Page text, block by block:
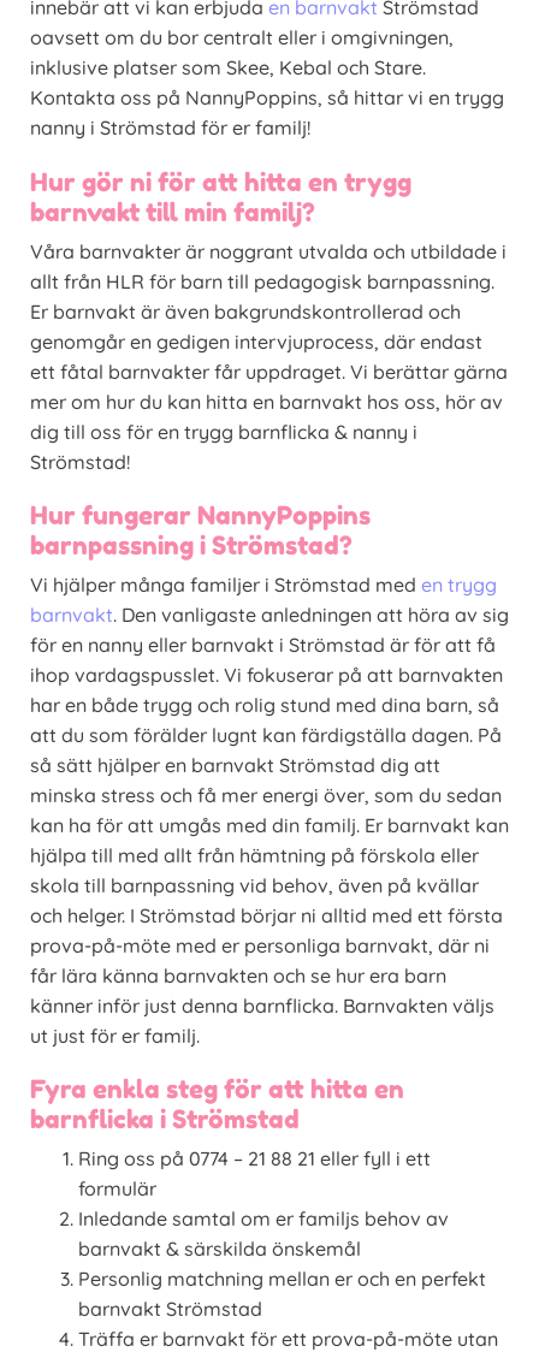
innebär att vi kan erbjuda en barnvakt Strömstad
oavsett om du bor centralt eller i omgivningen,
inklusive platser som Skee, Kebal och Stare.
Kontakta oss på NannyPoppins, så hittar vi en trygg
nanny i Strömstad för er familj!
Hur gör ni för att hitta en trygg
barnvakt till min familj?
Våra barnvakter är noggrant utvalda och utbildade i
allt från HLR för barn till pedagogisk barnpassning.
Er barnvakt är även bakgrundskontrollerad och
genomgår en gedigen intervjuprocess, där endast
ett fåtal barnvakter får uppdraget. Vi berättar gärna
mer om hur du kan hitta en barnvakt hos oss, hör av
dig till oss för en trygg barnflicka & nanny i
Strömstad!
Hur fungerar NannyPoppins
barnpassning i Strömstad?
Vi hjälper många familjer i Strömstad med en trygg
barnvakt. Den vanligaste anledningen att höra av sig
för en nanny eller barnvakt i Strömstad är för att få
ihop vardagspusslet. Vi fokuserar på att barnvakten
har en både trygg och rolig stund med dina barn, så
att du som förälder lugnt kan färdigställa dagen. På
så sätt hjälper en barnvakt Strömstad dig att
minska stress och få mer energi över, som du sedan
kan ha för att umgås med din familj. Er barnvakt kan
hjälpa till med allt från hämtning på förskola eller
skola till barnpassning vid behov, även på kvällar
och helger. I Strömstad börjar ni alltid med ett första
prova-på-möte med er personliga barnvakt, där ni
får lära känna barnvakten och se hur era barn
känner inför just denna barnflicka. Barnvakten väljs
ut just för er familj.
Fyra enkla steg för att hitta en
barnflicka i Strömstad
Ring oss på 0774 – 21 88 21 eller fyll i ett
formulär
Inledande samtal om er familjs behov av
barnvakt & särskilda önskemål
Personlig matchning mellan er och en perfekt
barnvakt Strömstad
Träffa er barnvakt för ett prova-på-möte utan